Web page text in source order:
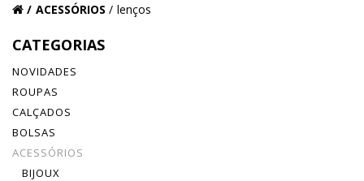
ACESSÓRIOS lenços
CATEGORIAS
NOVIDADES
ROUPAS
CALÇADOS
BOLSAS
ACESSÓRIOS
BIJOUX